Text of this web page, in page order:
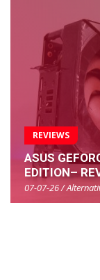
REVIEWS
ASUS
EDITION–
07-07-26 /